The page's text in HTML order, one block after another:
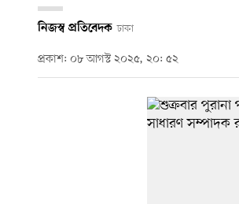
নিজস্ব প্রতিবেদক ঢাকা
প্রকাশ: ০৮ আগস্ট ২০২৫, ২০: ৫২